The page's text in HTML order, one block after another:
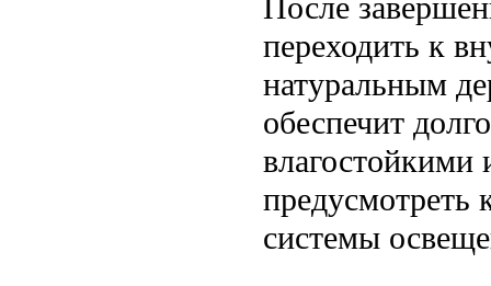
После
переходить к
натуральным
обеспечит
влагостойкими
предусмотреть
системы